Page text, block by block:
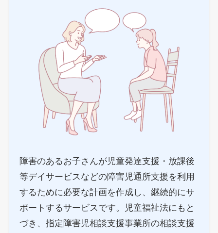
障害のあるお子さんが児童発達支援・放課後
等デイサービスなどの障害児通所支援を利用
するために必要な計画を作成し、継続的にサ
ポートするサービスです。児童福祉法にもと
づき、指定障害児相談支援事業所の相談支援